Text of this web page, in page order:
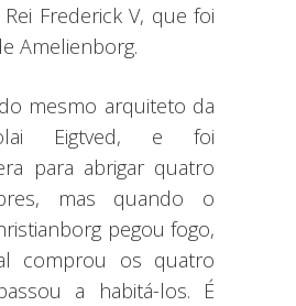
Frederick V, que foi
Amelienborg.
mesmo arquiteto da
Eigtved, e foi
para abrigar quatro
mas quando o
pegou fogo,
comprou os quatro
a habitá-los. É